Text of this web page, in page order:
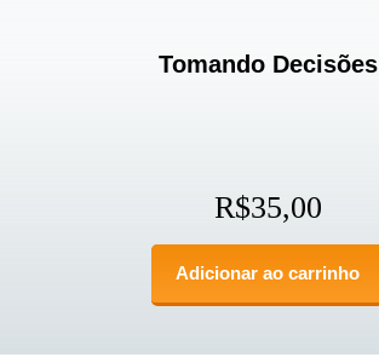
Tomando Decisões
R$35,00
Adicionar ao carrinho